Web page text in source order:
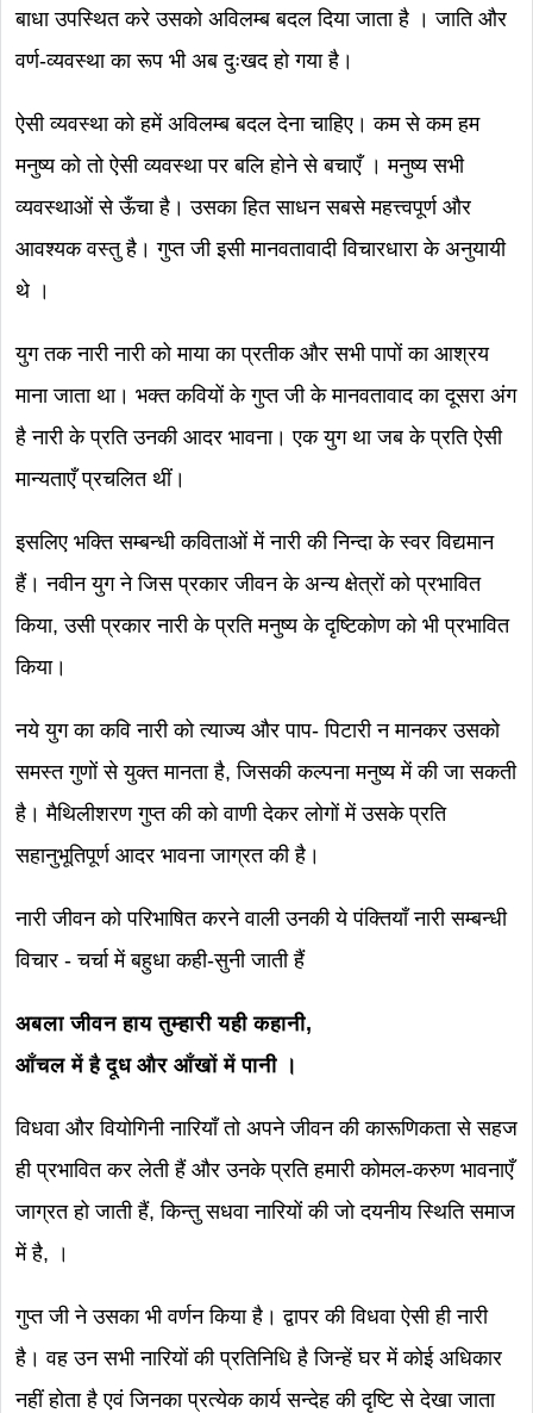
बाधा उपस्थित करे उसको अविलम्ब बदल दिया जाता है । जाति और
वर्ण-व्यवस्था का रूप भी अब दुःखद हो गया है।
ऐसी व्यवस्था को हमें अविलम्ब बदल देना चाहिए। कम से कम हम
मनुष्य को तो ऐसी व्यवस्था पर बलि होने से बचाएँ । मनुष्य सभी
व्यवस्थाओं से ऊँचा है। उसका हित साधन सबसे महत्त्वपूर्ण और
आवश्यक वस्तु है। गुप्त जी इसी मानवतावादी विचारधारा के अनुयायी
थे ।
युग तक नारी नारी को माया का प्रतीक और सभी पापों का आश्रय
माना जाता था। भक्त कवियों के गुप्त जी के मानवतावाद का दूसरा अंग
है नारी के प्रति उनकी आदर भावना। एक युग था जब के प्रति ऐसी
मान्यताएँ प्रचलित थीं।
इसलिए भक्ति सम्बन्धी कविताओं में नारी की निन्दा के स्वर विद्यमान
हैं। नवीन युग ने जिस प्रकार जीवन के अन्य क्षेत्रों को प्रभावित
किया, उसी प्रकार नारी के प्रति मनुष्य के दृष्टिकोण को भी प्रभावित
किया।
नये युग का कवि नारी को त्याज्य और पाप- पिटारी न मानकर उसको
समस्त गुणों से युक्त मानता है, जिसकी कल्पना मनुष्य में की जा सकती
है। मैथिलीशरण गुप्त की को वाणी देकर लोगों में उसके प्रति
सहानुभूतिपूर्ण आदर भावना जाग्रत की है।
नारी जीवन को परिभाषित करने वाली उनकी ये पंक्तियाँ नारी सम्बन्धी
विचार - चर्चा में बहुधा कही-सुनी जाती हैं
अबला जीवन हाय तुम्हारी यही कहानी,
आँचल में है दूध और आँखों में पानी ।
विधवा और वियोगिनी नारियाँ तो अपने जीवन की कारूणिकता से सहज
ही प्रभावित कर लेती हैं और उनके प्रति हमारी कोमल-करुण भावनाएँ
जाग्रत हो जाती हैं, किन्तु सधवा नारियों की जो दयनीय स्थिति समाज
में है, ।
गुप्त जी ने उसका भी वर्णन किया है। द्वापर की विधवा ऐसी ही नारी
है। वह उन सभी नारियों की प्रतिनिधि है जिन्हें घर में कोई अधिकार
नहीं होता है एवं जिनका प्रत्येक कार्य सन्देह की दृष्टि से देखा जाता